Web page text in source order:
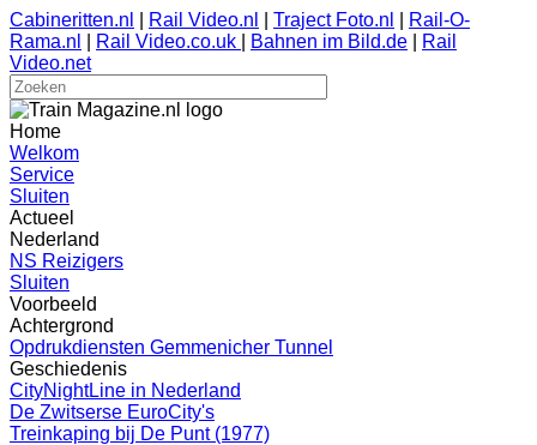
Cabineritten.nl Rail Video.nl Traject Foto.nl
Rail-O-
Rama.nl
Rail Video.co.uk Bahnen im Bild.de
Rail
Video.net
Home
Welkom
Service
Sluiten
Actueel
Nederland
NS Reizigers
Sluiten
Voorbeeld
Achtergrond
Opdrukdiensten Gemmenicher Tunnel
Geschiedenis
CityNightLine in Nederland
De Zwitserse EuroCity's
Treinkaping bij De Punt (1977)